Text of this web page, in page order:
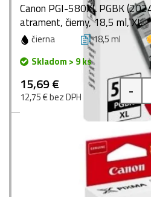
Canon PGI-580XL PGBK
atrament, čierny, 18,5 ml, XL
čierna 18,5 ml
Skladom > 9 ks
15,69 €
12,75 € bez DPH -